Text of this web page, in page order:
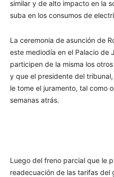
similar y de alto impacto en la
suba en los consumos de
La ceremonia de asunción de
este mediodía en el Palacio de
participen de la misma los
y que el presidente del
le tome el juramento, tal como
semanas atrás.
Luego del freno parcial que le
readecuación de las tarifas del